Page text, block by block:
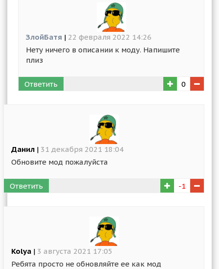
ЗлойБатя | 22 февраля 2022 14:26
Нету ничего в описании к моду. Напишите
плиз
Ответить 0
Данил | 31 декабря 2021 18:04
Обновите мод пожалуйста
Ответить -1
Kolya | 3 августа 2021 17:05
Ребята просто не обновляйте ее как мод